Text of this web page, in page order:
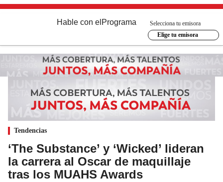
Hable con el Programa
Selecciona tu emisora
Elige tu emisora
Tendencias
‘The Substance’ y ‘Wicked’ lideran
la carrera al Oscar de maquillaje
tras los MUAHS Awards